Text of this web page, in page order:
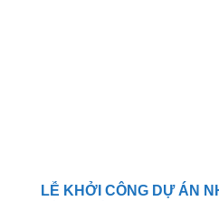
LỄ KHỞI CÔNG DỰ ÁN